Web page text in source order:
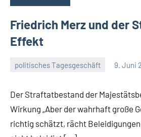
Friedrich Merz und der
Effekt
politisches Tagesgeschäft 9. Juni
Guetti
Keine
Der Straftatbestand der
Wirkung „Aber der wahrhaft große
richtig schätzt, rächt